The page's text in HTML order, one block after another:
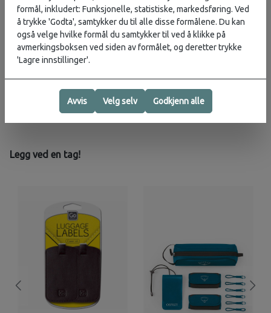
Vurderinger
Karakter:
5.0 av 5 mulige
Produsent
Legg ved en tag!
formål, inkludert: Funksjonelle, statistiske, markedsføring. Ved
å trykke 'Godta', samtykker du til alle disse formålene. Du kan
også velge hvilke formål du samtykker til ved å klikke på
avmerkingsboksen ved siden av formålet, og deretter trykke
'Lagre innstillinger'.
Avvis Velg selv Godkjenn alle